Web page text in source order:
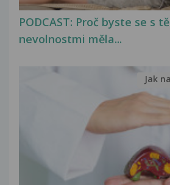
PODCAST: Proč byste se s
nevolnostmi měla...
Jak